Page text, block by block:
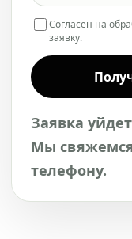
Согласен на
заявку.
Заявка
Мы
телефону.